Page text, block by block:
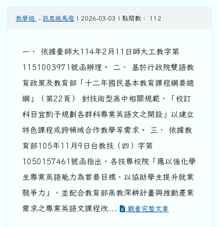
教學組 - 訊息跑馬燈 | 2026-03-03 | 點閱數： 112
一、 依據臺師大114年2月11日師大工教字第
1151003971號函辦理。 二、 基於行政院雙語教
育政策及教育部「十二年國民基本教育課程綱要總
綱」（第22頁） 對技術型高中相關規範，「校訂
科目宜酌予規劃各群科專業英語文之開設」以建立
特色課程或跨領域合作教學等需求。 三、 依據教
育部105年11月9日台教技（四）字第
1050157461號函指出，各技專校院「應以強化學
生專業英語能力為首要目標，以協助學生提升就業
競爭力」，並配合教育部高教深耕計畫與推動產業
需求之專業英語文課程改...
觀看完整文章